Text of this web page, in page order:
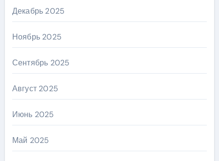
Декабрь 2025
Ноябрь 2025
Сентябрь 2025
Август 2025
Июнь 2025
Май 2025